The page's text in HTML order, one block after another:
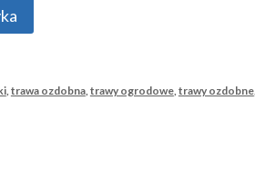
, trawa ozdobna, trawy ogrodowe, trawy ozdobne,